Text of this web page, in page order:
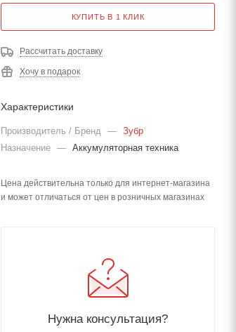
КУПИТЬ В 1 КЛИК
Рассчитать доставку
Хочу в подарок
Характеристики
Производитель / Бренд — Зубр
Назначение — Аккумуляторная техника
Цена действительна только для интернет-магазина
и может отличаться от цен в розничных магазинах
Нужна консультация?